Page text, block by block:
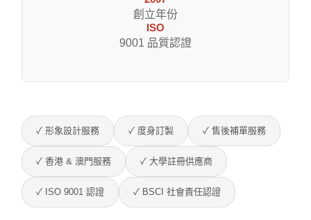
創立年份
ISO
9001 品質認證
✓ 形象設計服務 ✓ 度身訂製 ✓ 售後補單服務
✓ 香港 & 澳門服務 ✓ 大學註冊供應商
✓ ISO 9001 認證 ✓ BSCI 社會責任認證